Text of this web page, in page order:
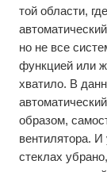
той области,
но не все
функцией или
хватило. В
образом,
вентилятора. И
стеклах